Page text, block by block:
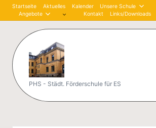
Skip
Startseite Aktuelles Kalender
Unsere Schule
Angebote
Kontakt Links/Downloads
P
et
er
PHS - Städt. Förderschule für ES